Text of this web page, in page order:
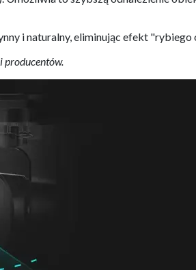
i naturalny, eliminując efekt "rybiego
producentów.